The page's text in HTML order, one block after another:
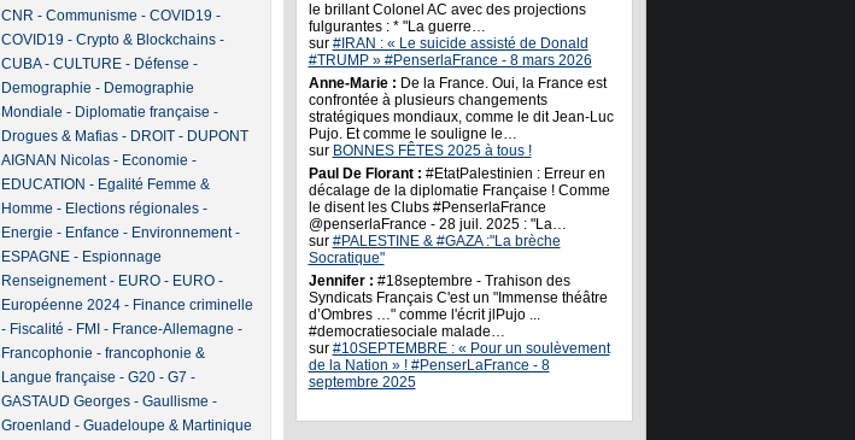
CNR - Communisme - COVID19 -
COVID19 - Crypto & Blockchains-
CUBA- CULTURE- Défense -
Demographie - Demographie
Mondiale - Diplomatie française -
Drogues & Mafias- DROIT- DUPONT
AIGNAN Nicolas- Economie -
EDUCATION - Egalité Femme &
Homme - Elections régionales-
Energie - Enfance - Environnement-
ESPAGNE- Espionnage
Renseignement- EURO- EURO-
Européenne 2024- Finance criminelle
- Fiscalité - FMI - France-Allemagne -
Francophonie - francophonie &
Langue française - G20- G7 -
GASTAUD Georges- Gaullisme -
Groenland - Guadeloupe & Martinique
le brillant Colonel AC avec des projections
fulgurantes : * "La guerre…
sur #IRAN : « Le suicide assisté de Donald
#TRUMP » #PenserlaFrance - 8 mars 2026
Anne-Marie : De la France. Oui, la France est
confrontée à plusieurs changements
stratégiques mondiaux, comme le dit Jean-Luc
Pujo. Et comme le souligne le…
sur BONNES FÊTES 2025 à tous !
Paul De Florant : #EtatPalestinien : Erreur en
décalage de la diplomatie Française ! Comme
le disent les Clubs #PenserlaFrance
@penserlaFrance - 28 juil. 2025 : "La…
sur #PALESTINE & #GAZA :"La brèche
Socratique"
Jennifer : #18septembre - Trahison des
Syndicats Français C'est un "Immense théâtre
d’Ombres …" comme l'écrit jlPujo ...
#democratiesociale malade…
sur #10SEPTEMBRE : « Pour un soulèvement
de la Nation » ! #PenserLaFrance - 8
septembre 2025